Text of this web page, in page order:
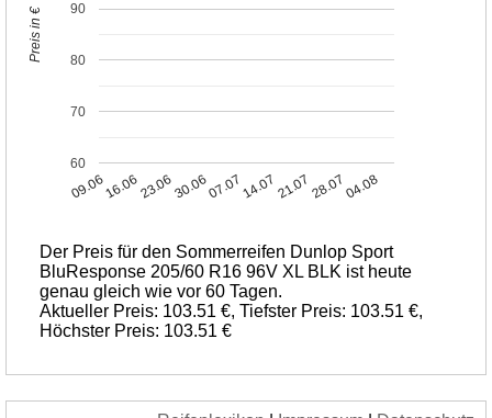
09.0616.0623.0630.0607.0714.0721.0728.0704.08
60
70
80
90
Preis in €
Der Preis für den Sommerreifen Dunlop Sport
BluResponse 205/60 R16 96V XL BLK ist heute
genau gleich wie vor 60 Tagen.
Aktueller Preis: 103.51 €, Tiefster Preis: 103.51 €,
Höchster Preis: 103.51 €